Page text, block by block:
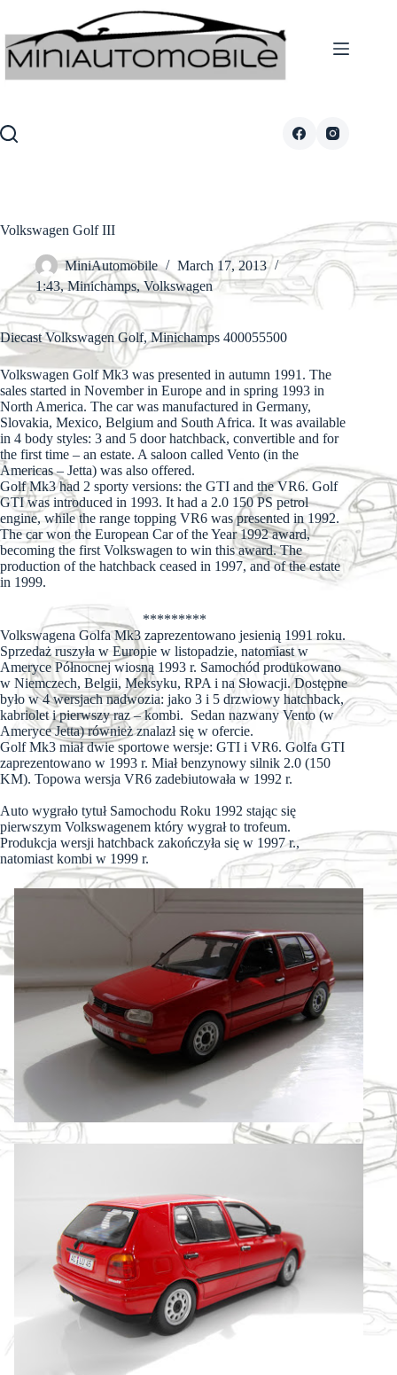
content
Volkswagen Golf III
MiniAutomobile
March 17, 2013
1:43,Minichamps,Volkswagen
Diecast Volkswagen Golf, Minichamps 400055500
Volkswagen Golf Mk3 was presented in autumn 1991. The
sales started in November in Europe and in spring 1993 in
North America. The car was manufactured in Germany,
Slovakia, Mexico, Belgium and South Africa. It was available
in 4 body styles: 3 and 5 door hatchback, convertible and for
the first time – an estate. A saloon called Vento (in the
Americas – Jetta) was also offered.
Golf Mk3 had 2 sporty versions: the GTI and the VR6. Golf
GTI was introduced in 1993. It had a 2.0 150 PS petrol
engine, while the range topping VR6 was presented in 1992.
The car won the European Car of the Year 1992 award,
becoming the first Volkswagen to win this award. The
production of the hatchback ceased in 1997, and of the estate
in 1999.
*********
Volkswagena Golfa Mk3 zaprezentowano jesienią 1991 roku.
Sprzedaż ruszyła w Europie w listopadzie, natomiast w
Ameryce Północnej wiosną 1993 r. Samochód produkowano
w Niemczech, Belgii, Meksyku, RPA i na Słowacji. Dostępne
było w 4 wersjach nadwozia: jako 3 i 5 drzwiowy hatchback,
kabriolet i pierwszy raz – kombi. Sedan nazwany Vento (w
Ameryce Jetta) również znalazł się w ofercie.
Golf Mk3 miał dwie sportowe wersje: GTI i VR6. Golfa GTI
zaprezentowano w 1993 r. Miał benzynowy silnik 2.0 (150
KM). Topowa wersja VR6 zadebiutowała w 1992 r.
Auto wygrało tytuł Samochodu Roku 1992 stając się
pierwszym Volkswagenem który wygrał to trofeum.
Produkcja wersji hatchback zakończyła się w 1997 r.,
natomiast kombi w 1999 r.